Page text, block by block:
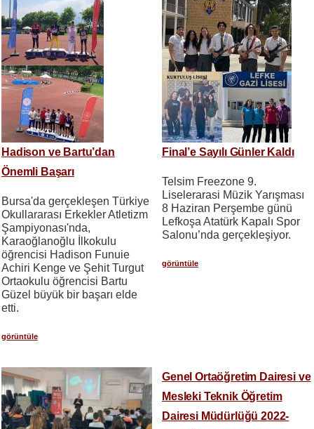
Hadison ve Bartu’dan
Önemli Başarı
Bursa'da gerçekleşen Türkiye
Okullararası Erkekler Atletizm
Şampiyonası'nda,
Karaoğlanoğlu İlkokulu
öğrencisi Hadison Funuie
Achiri Kenge ve Şehit Turgut
Ortaokulu öğrencisi Bartu
Güzel büyük bir başarı elde
etti.
görüntüle
Final’e Sayılı Günler Kaldı
Telsim Freezone 9.
Liselerarasi Müzik Yarışması
8 Haziran Perşembe günü
Lefkoşa Atatürk Kapalı Spor
Salonu’nda gerçekleşiyor.
görüntüle
Genel Ortaöğretim Dairesi ve
Mesleki Teknik Öğretim
Dairesi Müdürlüğü 2022-